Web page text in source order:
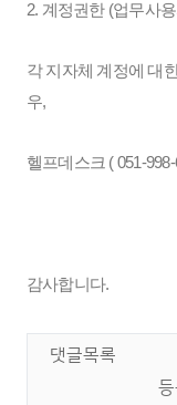
2. 계정권한 (업무사
각 지자체 계정에 대
우,
헬프데스크 ( 051-
감사합니다.
댓글목록